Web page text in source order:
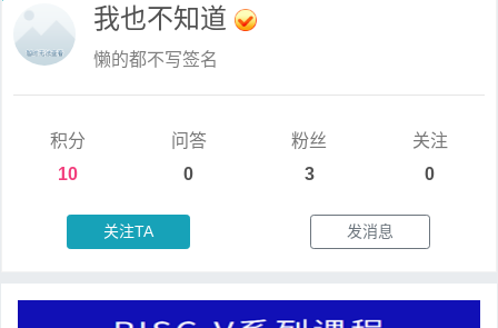
我也不知道
懒的都不写签名
积分
10
问答
0
粉丝
3
关注
0
关注TA 发消息